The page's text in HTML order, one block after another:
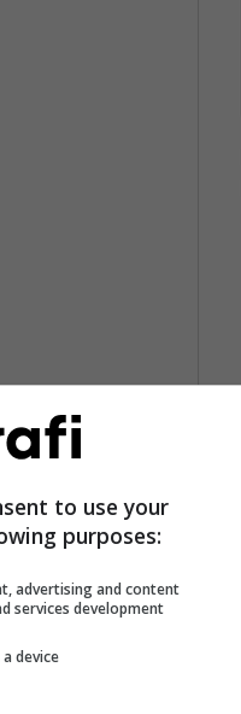
to use your
purposes:
advertising and content
services development
device